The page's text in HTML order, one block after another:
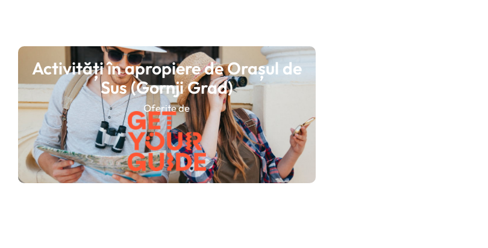
Activități în apropiere de Orașul de
Sus (Gornji Grad)
Oferite de